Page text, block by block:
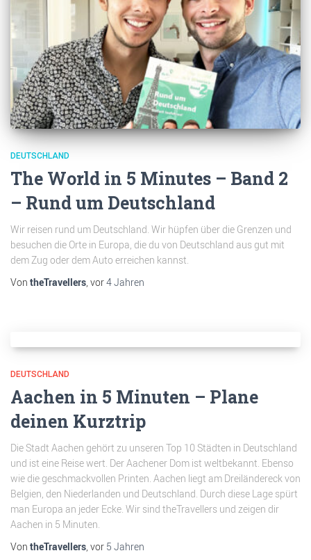
DEUTSCHLAND
The World in 5 Minutes – Band 2
– Rund um Deutschland
Wir reisen rund um Deutschland. Wir hüpfen über die Grenzen und
besuchen die Orte in Europa, die du von Deutschland aus gut mit
dem Zug oder dem Auto erreichen kannst.
Von theTravellers, vor4 Jahren
DEUTSCHLAND
Aachen in 5 Minuten – Plane
deinen Kurztrip
Die Stadt Aachen gehört zu unseren Top 10 Städten in Deutschland
und ist eine Reise wert. Der Aachener Dom ist weltbekannt. Ebenso
wie die geschmackvollen Printen. Aachen liegt am Dreiländereck von
Belgien, den Niederlanden und Deutschland. Durch diese Lage spürt
man Europa an jeder Ecke. Wir sind theTravellers und zeigen dir
Aachen in 5 Minuten.
Von theTravellers, vor 5 Jahren